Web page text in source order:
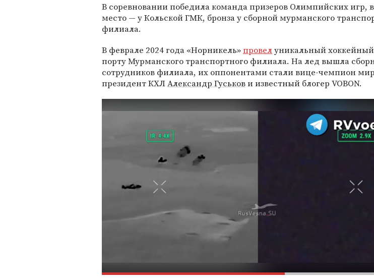
В соревновании победила команда призеров Олимпийских игр,
место — у Кольской ГМК, бронза у сборной мурманского
филиала.
В феврале 2024 года «Норникель»провелуникальный
порту Мурманского транспортного филиала. На лед вышла
сотрудников филиала, их оппонентами стали вице-чемпион
президент КХЛАлександр Гуськови известный блогер VOBON.